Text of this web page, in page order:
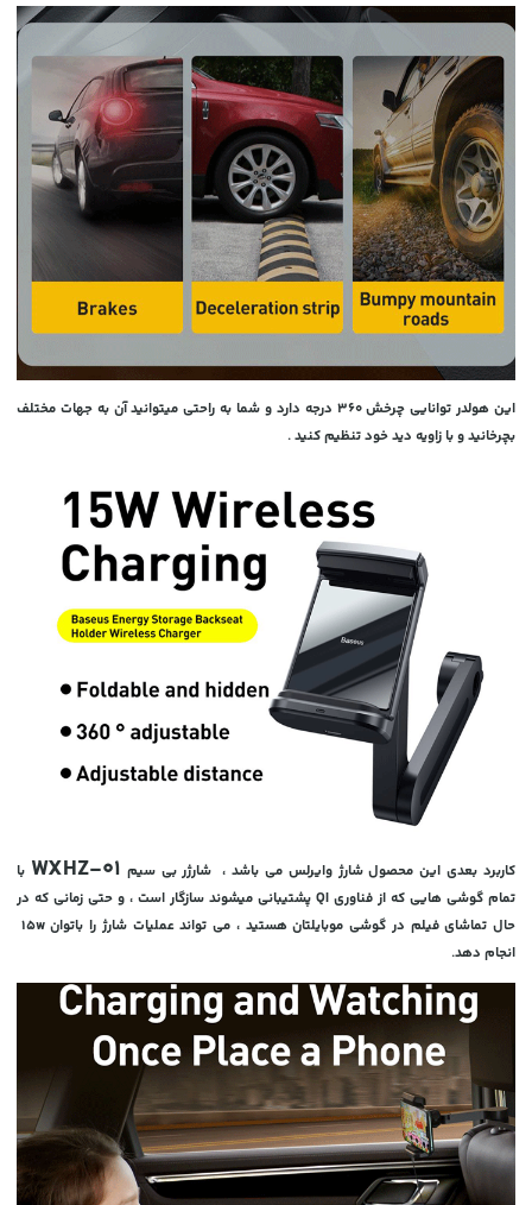
این هولدر توانایی چرخش 360 درجه دارد و شما به راحتی میتوانید آن به جهات مختلف
بچرخانید و با زاویه دید خود تنظیم کنید .
کاربرد بعدی این محصول شارژ وایرلس می باشد ، شارژر بی سیم WXHZ-01 با
تمام گوشی هایی که از فناوری QI پشتیبانی میشوند سازگار است ، و حتی زمانی که در
انجام دهد.